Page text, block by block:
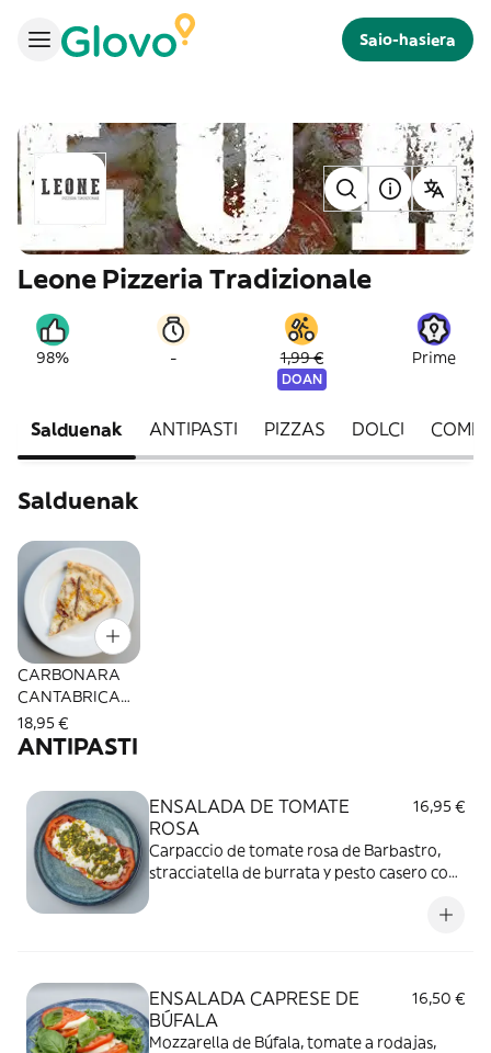
Saio-hasiera
Leone Pizzeria Tradizionale
98% - 1,99 €
DOAN
Prime
Salduenak ANTIPASTI PIZZAS DOLCI
Salduenak
CARBONARA
CANTABRICA
(Ganadora de la
Mejor Pizza de
Aragón 2025)
18,95 €
ANTIPASTI
ENSALADA DE TOMATE
ROSA
16,95 €
Carpaccio de tomate rosa de Barbastro,
stracciatella de burrata y pesto casero con
ENSALADA CAPRESE DE
BÚFALA
16,50 €
Mozzarella de Búfala, tomate a rodajas,